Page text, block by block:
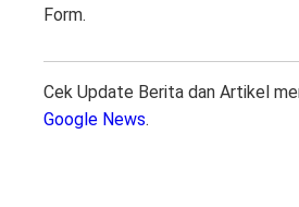
Form.
Cek Update Berita dan Artikel
Google News.